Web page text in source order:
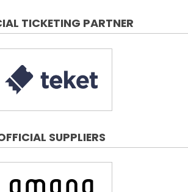
TICKETING PARTNER
SUPPLIERS